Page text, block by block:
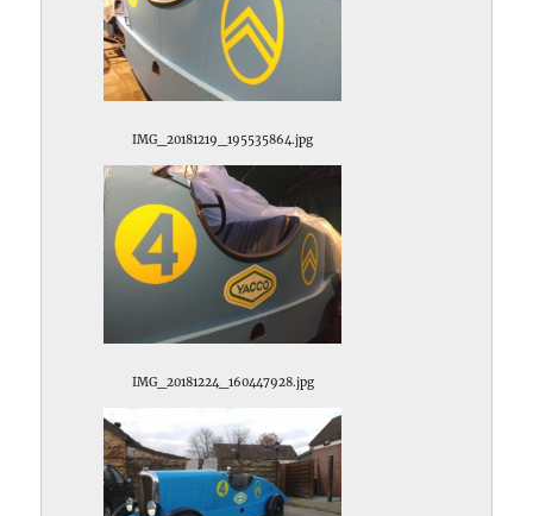
IMG_20181219_195535864.jpg
IMG_20181224_160447928.jpg